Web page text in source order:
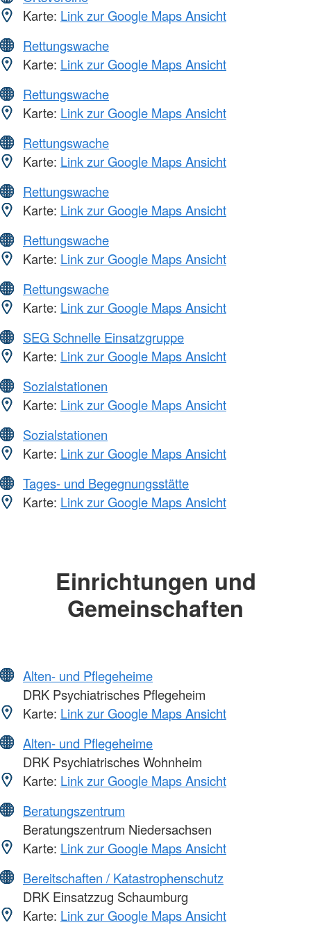
Karte: Link zur Google Maps Ansicht
Rettungswache
Karte: Link zur Google Maps Ansicht
Rettungswache
Karte: Link zur Google Maps Ansicht
Rettungswache
Karte: Link zur Google Maps Ansicht
Rettungswache
Karte: Link zur Google Maps Ansicht
Rettungswache
Karte: Link zur Google Maps Ansicht
Rettungswache
Karte: Link zur Google Maps Ansicht
SEG Schnelle Einsatzgruppe
Karte: Link zur Google Maps Ansicht
Sozialstationen
Karte: Link zur Google Maps Ansicht
Sozialstationen
Karte: Link zur Google Maps Ansicht
Tages- und Begegnungsstätte
Karte: Link zur Google Maps Ansicht
Einrichtungen und
Gemeinschaften
Alten- und Pflegeheime
DRK Psychiatrisches Pflegeheim
Karte: Link zur Google Maps Ansicht
Alten- und Pflegeheime
DRK Psychiatrisches Wohnheim
Karte: Link zur Google Maps Ansicht
Beratungszentrum
Beratungszentrum Niedersachsen
Karte: Link zur Google Maps Ansicht
Bereitschaften / Katastrophenschutz
DRK Einsatzzug Schaumburg
Karte: Link zur Google Maps Ansicht